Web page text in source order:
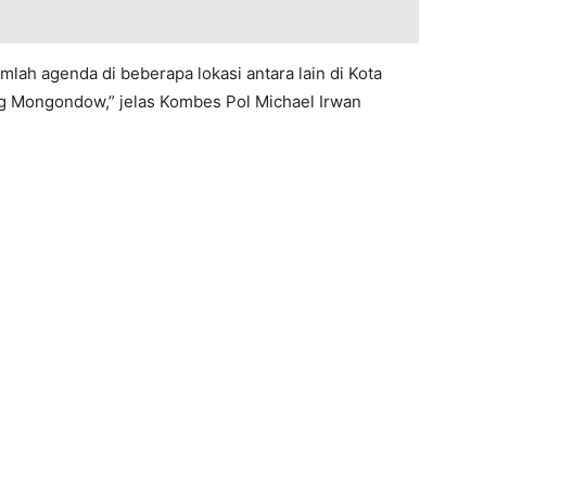
agenda di beberapa lokasi antara lain di Kota
jelas Kombes Pol Michael Irwan